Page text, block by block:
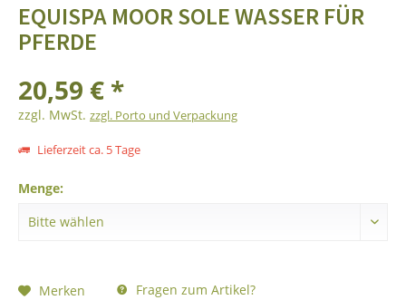
EQUISPA MOOR SOLE WASSER FÜR
PFERDE
20,59 € *
zzgl. MwSt. zzgl. Porto und Verpackung
Lieferzeit ca. 5 Tage
Menge:
Merken Fragen zum Artikel?